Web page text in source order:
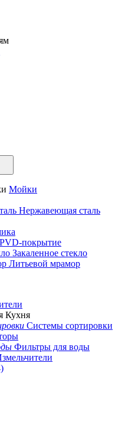
Мойки
Нержавеющая сталь
PVD-покрытие
Закаленное стекло
Литьевой мрамор
Кухня
Системы сортировки
Фильтры для воды